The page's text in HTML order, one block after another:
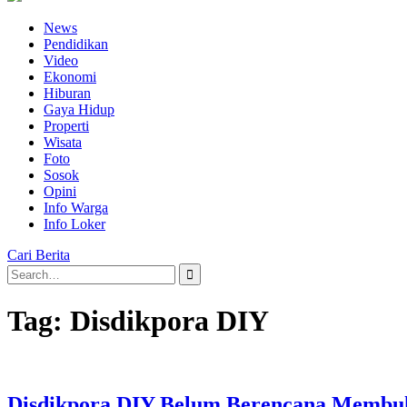
News
Pendidikan
Video
Ekonomi
Hiburan
Gaya Hidup
Properti
Wisata
Foto
Sosok
Opini
Info Warga
Info Loker
Cari Berita
Search
for:
Tag: Disdikpora DIY